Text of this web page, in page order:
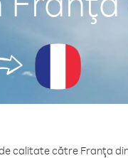
calitate către Franţa